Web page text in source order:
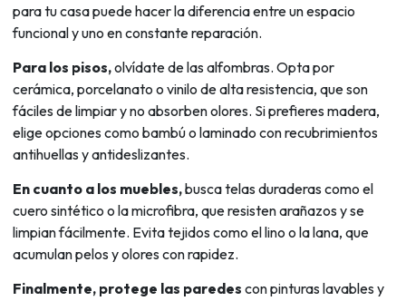
para tu casa puede hacer la diferencia entre un espacio
funcional y uno en constante reparación.
Para los pisos,olvídate de las alfombras. Opta por
cerámica, porcelanato o vinilo de alta resistencia, que son
fáciles de limpiar y no absorben olores. Si prefieres madera,
elige opciones como bambú o laminado con recubrimientos
antihuellas y antideslizantes.
En cuanto a los muebles,busca telas duraderas como el
cuero sintético o la microfibra, que resisten arañazos y se
limpian fácilmente. Evita tejidos como el lino o la lana, que
acumulan pelos y olores con rapidez.
Finalmente, protege las paredes con pinturas lavables y